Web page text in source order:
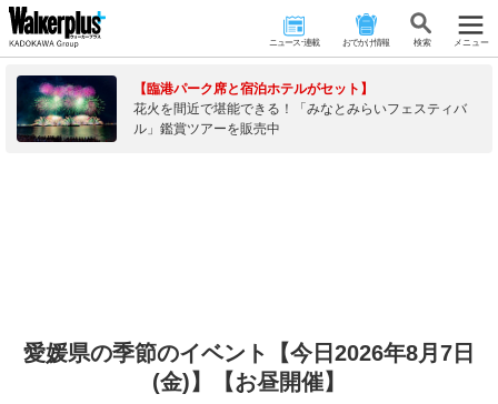
ニュース･連載 おでかけ情報 検 索 メニュー
【臨港パーク席と宿泊ホテルがセット】
花火を間近で堪能できる！「みなとみらいフェスティバ
ル」鑑賞ツアーを販売中
愛媛県の季節のイベント【今日2026年8月7日
(金)】【お昼開催】